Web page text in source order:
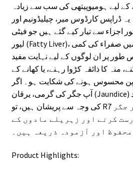
کے لیے ہومیوپیتھی کی سب سے زیادہ
ڈراپس کارڈوس میر، چیلیڈونیم اور
اجزاء سے تیار کیے گئے ہیں جو فیٹی
لیور (Fatty Liver)، جگر کی سوجن، اور پتے میں صفراء کی کمی
طور پر ان لوگوں کے لیے نہایت مفید
منہ کا ذائقہ کڑوا رہنے، یا کھانے کے
پن محسوس ہونے کی شکایت ہو۔ اگر
آپ جگر کی گرمی، یرقان (Jaundice) یا پتے کی پتھری کے درد
کی وجہ سے پریشان ہیں، تو R7 ڈراپس قدرتی طور پر جگر
کرنے اور زہریلے مادوں کے
اور آزمودہ ذریعہ ہیں۔
Product Highlights: